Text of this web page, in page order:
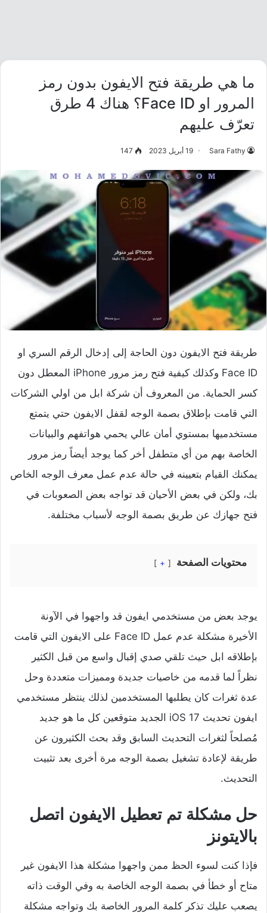
ما هي طريقة فتح الايفون بدون رمز
المرور او Face ID؟ هناك 4 طرق
تعرّف عليهم
Sara Fathy 19 أبريل 2023 147
طريقة فتح الايفون دون الحاجة إلى إدخال الرقم السري او
Face ID وكذلك كيفية فتح رمز مرور iPhone المعطل دون
كسر الحماية. من المعروف أن شركة ابل من اولي الشركات
التي قامت بإطلاق بصمة الوجه لقفل الايفون حتي يتمتع
مستخدميها بمستوي أمان عالي يحمي هواتفهم والبيانات
الخاصة بهم من أي متطفل أخر كما يوجد أيضاً رمز مرور
يمكنك القيام بتعيينه في حالة عدم عمل معرف الوجه الخاص
بك، ولكن في بعض الأحيان قد تواجه بعض الصعوبات في
فتح جهازك عن طريق بصمة الوجه لأسباب مختلفة.
محتويات الصفحة +
يوجد بعض من مستخدمي ايفون قد واجهوا في الآونة
الأخيرة مشكلة عدم عمل Face ID على الايفون التي قامت
بإطلاقه ابل حيث تلقي صدي إقبال واسع من قبل الكثير
نظراً لما قدمه من خاصيات جديدة ومميزات متعددة وحل
عدة ثغرات كان يطلبها المستخدمين لذلك ينتظر مستخدمي
ايفون تحديث iOS 17 الجديد متوقعين كل ما هو جديد
مُصلحاً لثغرات التحديث السابق وقد بحث الكثيرون عن
طريقة لإعادة تشغيل بصمة الوجه مرة أخرى بعد تثبيت
التحديث.
حل مشكلة تم تعطيل الايفون اتصل
بالايتونز
فإذا كنت لسوء الحظ ممن واجهوا مشكلة هذا الايفون غير
متاح أو خطأ في بصمة الوجه الخاصة به وفي الوقت ذاته
يصعب عليك تذكر كلمة المرور الخاصة بك وتواجه مشكلة